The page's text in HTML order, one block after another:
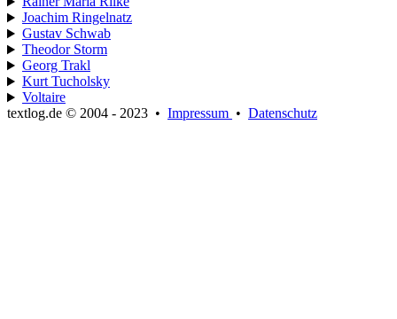
Joachim Ringelnatz
Gustav Schwab
Theodor Storm
Georg Trakl
Kurt Tucholsky
Voltaire
textlog.de © 2004 - 2023 • Impressum • Datenschutz